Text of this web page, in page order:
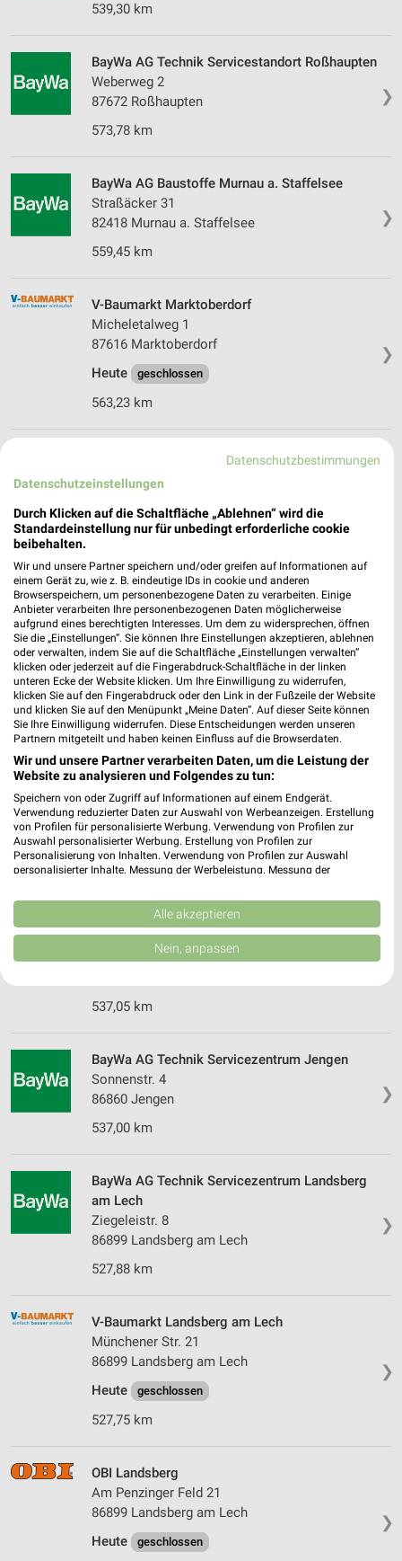
539,30 km
❯
BayWa AG Technik Servicestandort Roßhaupten
Weberweg 2
87672 Roßhaupten
573,78 km
❯
BayWa AG Baustoffe Murnau a. Staffelsee
Straßäcker 31
82418 Murnau a. Staffelsee
559,45 km
❯
V-Baumarkt Marktoberdorf
Micheletalweg 1
87616 Marktoberdorf
Heute
geschlossen
563,23 km
BayWa AG Technik Servicezentrum
Marktoberdorf
Johann-Georg-Fendt-Str. 35
87616 Marktoberdorf
V-Baumarkt Kaufbeuren
Sudetenstraße 5
87600 Kaufbeuren
Heute geschlossen
550,16 km
Sonderpreis Baumarkt Kaufbeuren (OT
Neugablonz)
Wiesenstraße 19
87600 Kaufbeuren (OT Neugablonz)
Heute geschlossen
548,55 km • Angebote: 2 Prospekte
❯
BayWa AG Technik Vertriebszentrum Südbayern
Jengen
Sonnenstr. 2
537,05 km
❯
BayWa AG Technik Servicezentrum Jengen
Sonnenstr. 4
86860 Jengen
537,00 km
❯
BayWa AG Technik Servicezentrum Landsberg
am Lech
Ziegeleistr. 8
86899 Landsberg am Lech
527,88 km
❯
V-Baumarkt Landsberg am Lech
Münchener Str. 21
86899 Landsberg am Lech
Heute
geschlossen
527,75 km
❯
OBI Landsberg
Am Penzinger Feld 21
86899 Landsberg am Lech
Heute
geschlossen
Datenschutzbestimmungen
Datenschutzeinstellungen
Durch Klicken auf die Schaltfläche „Ablehnen“ wird die
Standardeinstellung nur für unbedingt erforderliche cookie
beibehalten.
Wir und unsere Partner speichern und/oder greifen auf Informationen auf
einem Gerät zu, wie z. B. eindeutige IDs in cookie und anderen
Browserspeichern, um personenbezogene Daten zu verarbeiten. Einige
Anbieter verarbeiten Ihre personenbezogenen Daten möglicherweise
aufgrund eines berechtigten Interesses. Um dem zu widersprechen, öffnen
Sie die „Einstellungen“. Sie können Ihre Einstellungen akzeptieren, ablehnen
oder verwalten, indem Sie auf die Schaltfläche „Einstellungen verwalten“
klicken oder jederzeit auf die Fingerabdruck-Schaltfläche in der linken
unteren Ecke der Website klicken. Um Ihre Einwilligung zu widerrufen,
klicken Sie auf den Fingerabdruck oder den Link in der Fußzeile der Website
und klicken Sie auf den Menüpunkt „Meine Daten“. Auf dieser Seite können
Sie Ihre Einwilligung widerrufen. Diese Entscheidungen werden unseren
Partnern mitgeteilt und haben keinen Einfluss auf die Browserdaten.
Wir und unsere Partner verarbeiten Daten, um die Leistung der
Website zu analysieren und Folgendes zu tun:
Speichern von oder Zugriff auf Informationen auf einem Endgerät.
Verwendung reduzierter Daten zur Auswahl von Werbeanzeigen. Erstellung
von Profilen für personalisierte Werbung. Verwendung von Profilen zur
Auswahl personalisierter Werbung. Erstellung von Profilen zur
Personalisierung von Inhalten. Verwendung von Profilen zur Auswahl
personalisierter Inhalte. Messung der Werbeleistung. Messung der
Kombinationen von Daten aus verschiedenen Quellen. Entwicklung und
Verbesserung der Angebote. Verwendung reduzierter Daten zur Auswahl
von Inhalten.
Daten können außerhalb der Europäischen Union weitergegeben und in die
USA gesendet werden.
Website/App.
Partnerliste anzeigen (1 IAB-Anbieter)
IAB-Verarbeitungszwecke:
Speichern von oder Zugriff auf Informationen
auf einem Endgerät
Verwendung reduzierter Daten zur Auswahl von
Erstellung von Profilen für personalisierte
Werbung
Verwendung von Profilen zur Auswahl
von Inhalten
Verwendung von Profilen zur Auswahl
personalisierter Inhalte
Messung der Werbeleistung
Analyse von Zielgruppen durch Statistiken oder
Kombinationen von Daten aus verschiedenen
Entwicklung und Verbesserung der Angebote
Alle akzeptieren
Nein, anpassen